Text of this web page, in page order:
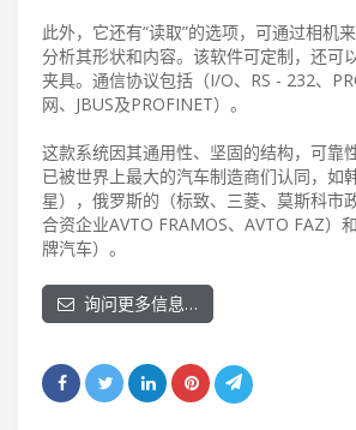
此外，它还有“读取”的选项，可通过相机
分析其形状和内容。该软件可定制，还可
夹具。通信协议包括（I/O、RS - 232、
网、JBUS及PROFINET）。
这款系统因其通用性、坚固的结构，可靠
已被世界上最大的汽车制造商们认同，如
星），俄罗斯的（标致、三菱、莫斯科市
合资企业AVTO FRAMOS、AVTO FAZ）
牌汽车）。
询问更多信息…